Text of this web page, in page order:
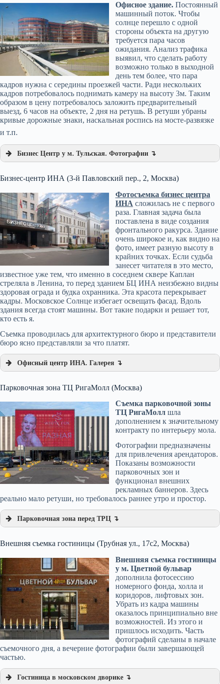
Офисное здание.Постоянный
машинный поток. Чтобы
солнце перешло с одной
стороны объекта на другую
требуется пара часов
ожидания. Анализ трафика
выявил, что сделать работу
возможно только в выходной
день тем более, что пара
кадров нужна с середины проезжей части. Ради нескольких
кадров потребовалось поднимать камеру на высоту 3м. Таким
образом в цену потребовалось заложить предварительный
выезд, 6 часов на объекте, 2 дня на ретушь. В ретуши убраны
кривые дорожные знаки, наскальная роспись на мосте-развязке
и т.п.
Бизнес Центр у м. Тульская. Фотографии ↴
Бизнес-центр ИНА (3-й Павловский пер., 2, Москва)
Фотосъемка бизнес центра
ИНА сложилась не с первого
раза. Главная задача была
поставлена в виде создания
фронтального ракурса. Здание
очень широкое и, как видно на
фото, имеет разную высоту в
крайних точках. Если судьба
занесет читателя в это место,
известное уже тем, что именно в соседнем сквере Каплан
стреляла в Ленина, то перед зданием БЦ ИНА неизбежно видны
здоровая ограда и будка охранника. Эта красота перекрывает
кадры. Московское Солнце избегает освещать фасад. Вдоль
здания всегда стоят машины. Вот такие подарки и решает тот,
кто есть я.
Съемка проводилась для архитектурного бюро и представители
бюро ясно представляли за что платят.
Офисный центр ИНА. Галерея ↴
Парковочная зона ТЦ РигаМолл (Москва)
Съемка парковочной зоны
ТЦ РигаМоллшла
дополнением к значительному
контракту по интерьеру мола.
Фотографии предназначены
для привлечения арендаторов.
Показаны возможности
парковочных зон и
функционал внешних
рекламных баннеров. Здесь
реально мало ретуши, но требовалось раннее утро и простор.
Парковочная зона перед ТРЦ ↴
Внешняя съемка гостиницы (Трубная ул., 17с2, Москва)
Внешняя съемка гостиницы
у м. Цветной бульвар
дополнила фотосессию
номерного фонда, холла и
коридоров, лифтовых зон.
Убрать из кадра машины
оказалось принципиально вне
возможностей. Из этого и
пришлось исходить. Часть
фотографий сделаны в начале
съемочного дня, а вечерние фотографии были завершающей
частью.
Гостиница в московском дворике ↴